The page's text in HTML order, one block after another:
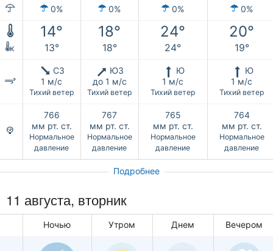
0% 0% 0% 0%
14° 18° 24° 20°
к 13° 18° 24° 19°
СЗ
1 м/с
Тихий ветер
ЮЗ
до 1 м/с
Тихий ветер
Ю
1 м/с
Тихий ветер
Ю
1 м/с
Тихий ветер
766
мм рт. ст.
Нормальное
давление
767
мм рт. ст.
Нормальное
давление
765
мм рт. ст.
Нормальное
давление
764
мм рт. ст.
Нормальное
давление
Подробнее
11 августа, вторник
Ночью Утром Днем Вечером